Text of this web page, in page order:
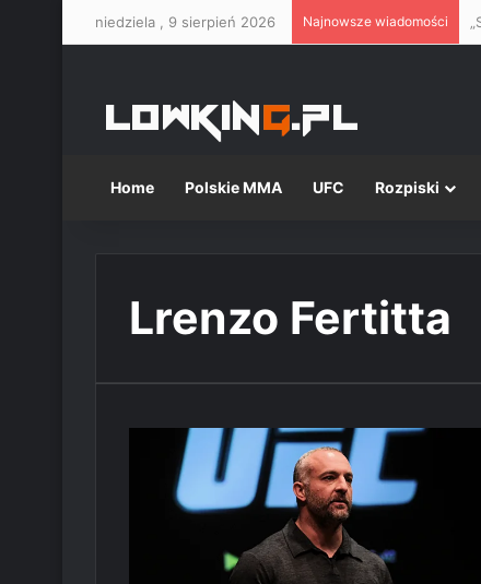
niedziela , 9 sierpień 2026 Najnowsze wiadomości
Home Polskie MMA UFC Rozpiski
Lrenzo Fertitta